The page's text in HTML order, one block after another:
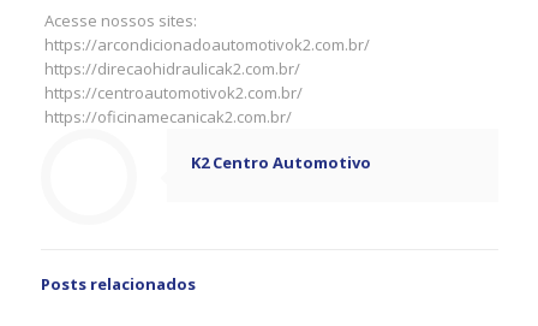
Acesse nossos sites:
https://arcondicionadoautomotivok2.com.br/
https://direcaohidraulicak2.com.br/
https://centroautomotivok2.com.br/
https://oficinamecanicak2.com.br/
K2 Centro Automotivo
Posts relacionados